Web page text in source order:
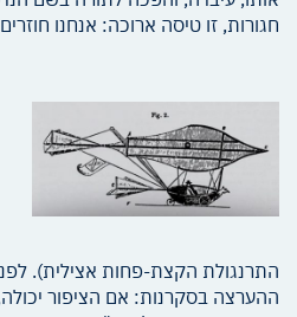
חגורות, זו טיסה ארוכה: אנחנו חוזרים 3,000 שנה לאחור.
ההערצה בסקרנות: אם הציפור